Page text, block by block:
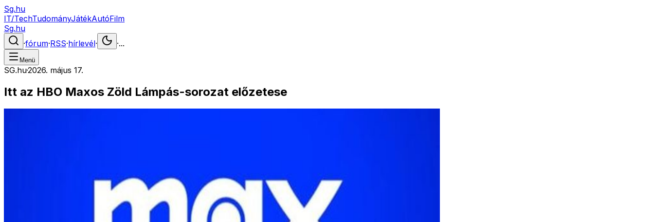
Sg.hu
IT/TechTudományJátékAutóFilm
Sg.hu
·fórum·RSS·hírlevél· ·...
Menü
SG.hu·2026. május 17.
Itt az HBO Maxos Zöld Lámpás-sorozat előzetese